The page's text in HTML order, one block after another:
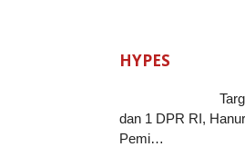
HYPES
dan 1 DPR RI,
Pemi…